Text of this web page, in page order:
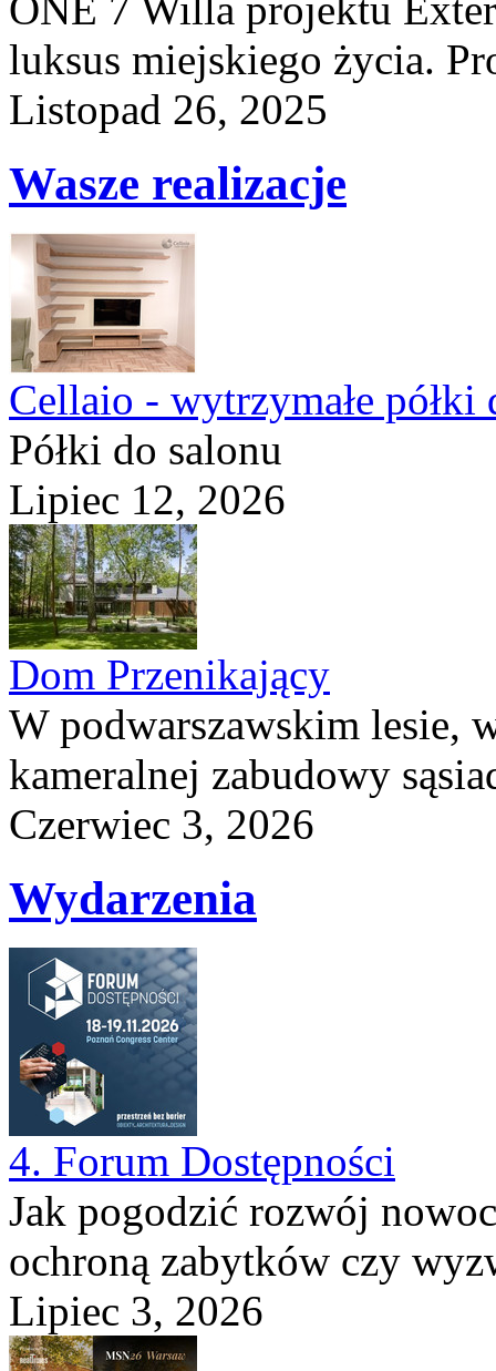
luksus miejskiego życia.
Listopad 26, 2025
Wasze realizacje
Cellaio - wytrzymałe półki
Półki do salonu
Lipiec 12, 2026
Dom Przenikający
W podwarszawskim lesie,
kameralnej zabudowy
Czerwiec 3, 2026
Wydarzenia
4. Forum Dostępności
Jak pogodzić rozwój
ochroną zabytków czy
Lipiec 3, 2026